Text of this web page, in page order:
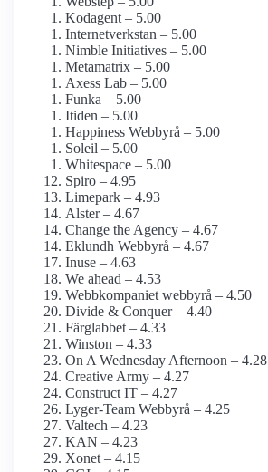
Kodagent – 5.00
Internetverkstan – 5.00
Nimble Initiatives – 5.00
Metamatrix – 5.00
Axess Lab – 5.00
Funka – 5.00
Itiden – 5.00
Happiness Webbyrå – 5.00
Soleil – 5.00
Whitespace – 5.00
Spiro – 4.95
Limepark – 4.93
Alster – 4.67
Change the Agency – 4.67
Eklundh Webbyrå – 4.67
Inuse – 4.63
We ahead – 4.53
Webbkompaniet webbyrå – 4.50
Divide & Conquer – 4.40
Färglabbet – 4.33
Winston – 4.33
On A Wednesday Afternoon – 4.28
Creative Army – 4.27
Construct IT – 4.27
Lyger-Team Webbyrå – 4.25
Valtech – 4.23
KAN – 4.23
Xonet – 4.15